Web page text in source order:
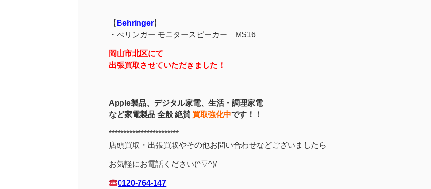
【 Behringer】
・ べリンガー モニタースピーカー MS16
岡山市北区にて
出張買取させていただきました！
Apple製品、デジタル家電、生活・調理家電
など家電製品 全般 絶賛 買取強化中です！！
************************
店頭買取・出張買取やその他お問い合わせなどございましたら
お気軽にお電話ください(^▽^)/
0120-764-147